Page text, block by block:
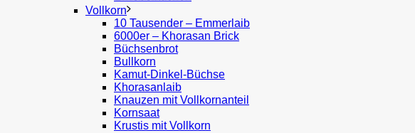
Vollkorn
10 Tausender – Emmerlaib
6000er – Khorasan Brick
Büchsenbrot
Bullkorn
Kamut-Dinkel-Büchse
Khorasanlaib
Knauzen mit Vollkornanteil
Kornsaat
Krustis mit Vollkorn